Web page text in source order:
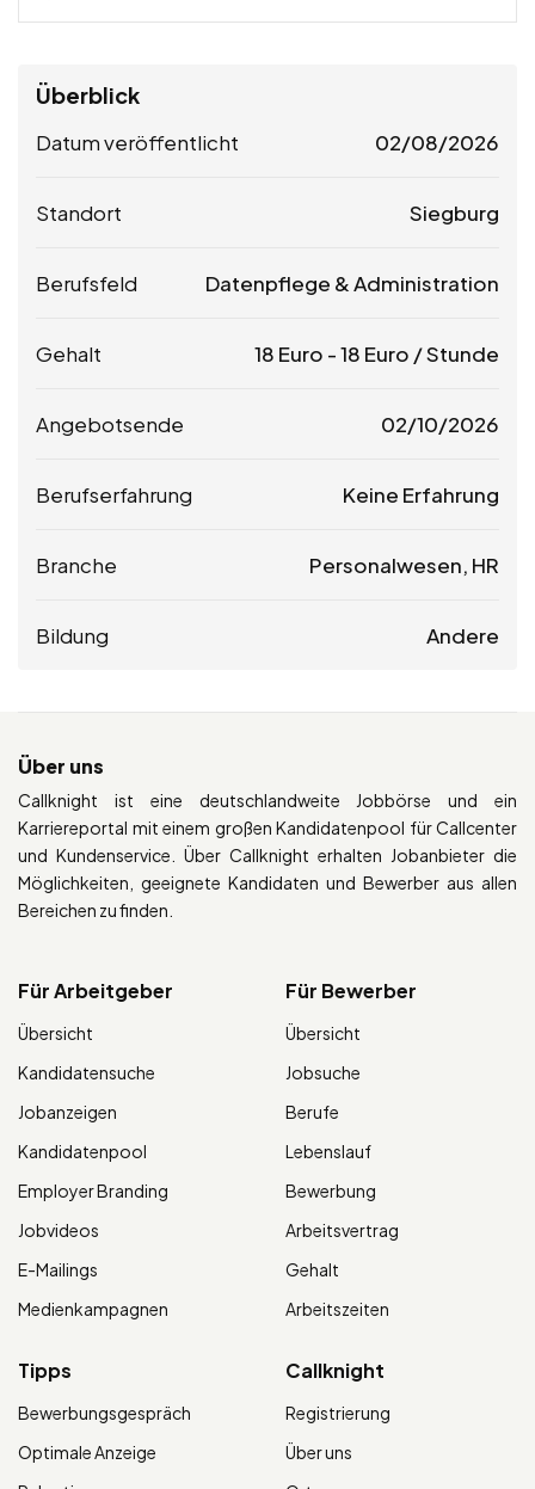
Überblick
Datum veröffentlicht 02/08/2026
Standort Siegburg
Berufsfeld Datenpflege & Administration
Gehalt 18 Euro -18 Euro / Stunde
Angebotsende 02/10/2026
Berufserfahrung Keine Erfahrung
Branche Personalwesen, HR
Bildung Andere
Über uns
Callknight ist eine deutschlandweite Jobbörse und ein
Karriereportal mit einem großen Kandidatenpool für Callcenter
und Kundenservice. Über Callknight erhalten Jobanbieter die
Möglichkeiten, geeignete Kandidaten und Bewerber aus allen
Bereichen zu finden.
Für Arbeitgeber
Übersicht
Kandidatensuche
Jobanzeigen
Kandidatenpool
Employer Branding
Jobvideos
E-Mailings
Medienkampagnen
Für Bewerber
Übersicht
Jobsuche
Berufe
Lebenslauf
Bewerbung
Arbeitsvertrag
Gehalt
Arbeitszeiten
Tipps
Bewerbungsgespräch
Optimale Anzeige
Callknight
Registrierung
Über uns